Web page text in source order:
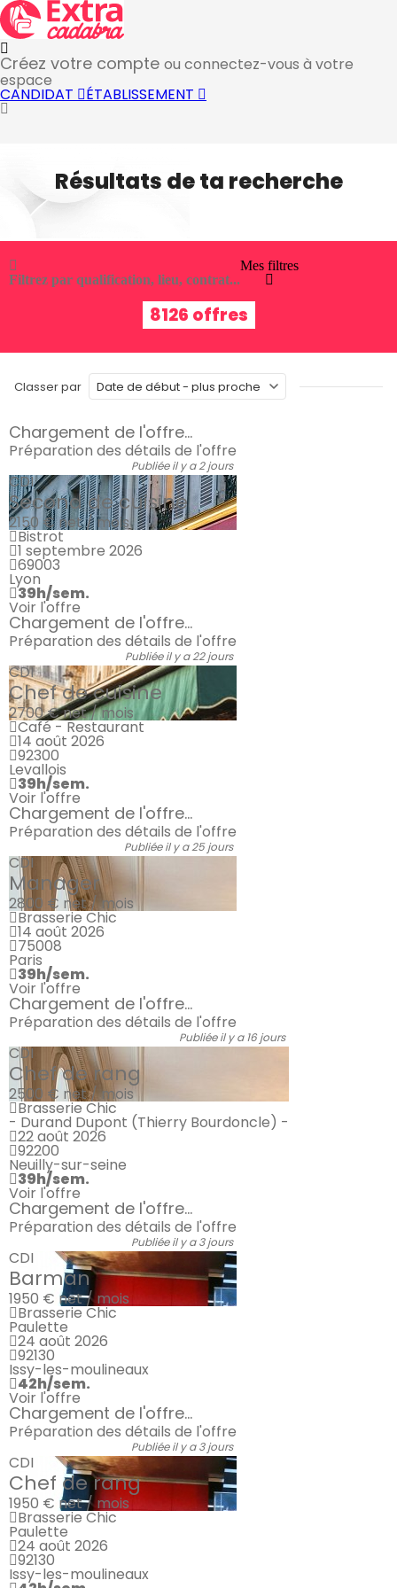
Créez votre compte ou connectez-vous à votre
espace
CANDIDAT ÉTABLISSEMENT
Résultats de ta recherche
Filtrez par qualification, lieu, contrat...
Mes filtres
8126 offres
Classer par
Chargement de l'offre...
Préparation des détails de l'offre
Publiée il y a 2 jours
CDI
Second de cuisine
2150 €net / mois
Bistrot
1 septembre 2026
69003
Lyon
39h/sem.
Voir l'offre
Chargement de l'offre...
Préparation des détails de l'offre
Publiée il y a 22 jours
CDI
Chef de cuisine
2700 €net / mois
Café - Restaurant
14 août 2026
92300
Levallois
39h/sem.
Voir l'offre
Chargement de l'offre...
Préparation des détails de l'offre
Publiée il y a 25 jours
CDI
Manager
2800 € net / mois
Brasserie Chic
14 août 2026
75008
Paris
39h/sem.
Voir l'offre
Chargement de l'offre...
Préparation des détails de l'offre
Publiée il y a 16 jours
CDI
Chef de rang
2500 € net / mois
Brasserie Chic
- Durand Dupont (Thierry Bourdoncle) -
22 août 2026
92200
Neuilly-sur-seine
39h/sem.
Voir l'offre
Chargement de l'offre...
Préparation des détails de l'offre
Publiée il y a 3 jours
CDI
Barman
1950 € net / mois
Brasserie Chic
Paulette
24 août 2026
92130
Issy-les-moulineaux
42h/sem.
Voir l'offre
Chargement de l'offre...
Préparation des détails de l'offre
Publiée il y a 3 jours
CDI
Chef de rang
1950 € net / mois
Brasserie Chic
Paulette
24 août 2026
92130
Issy-les-moulineaux